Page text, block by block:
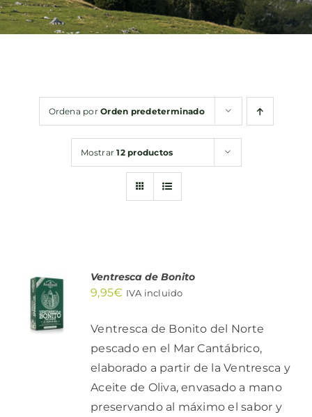
Bebidas
Ordena porOrden predeterminado
Mostrar12 productos
AÑADIR
AL
CARRITO
/
DETALLES
Ventresca de Bonito
9,95€ IVA incluido
Ventresca de Bonito del Norte
pescado en el Mar Cantábrico,
elaborado a partir de la Ventresca y
Aceite de Oliva, envasado a mano
preservando al máximo el sabor y